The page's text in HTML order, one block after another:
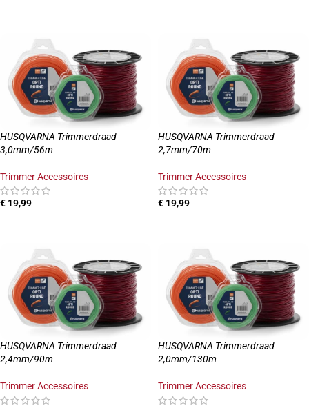
HUSQVARNA Trimmerdraad
3,0mm/56m
Trimmer Accessoires
€ 19,99
HUSQVARNA Trimmerdraad
2,7mm/70m
Trimmer Accessoires
€ 19,99
HUSQVARNA Trimmerdraad
2,4mm/90m
Trimmer Accessoires
HUSQVARNA Trimmerdraad
2,0mm/130m
Trimmer Accessoires